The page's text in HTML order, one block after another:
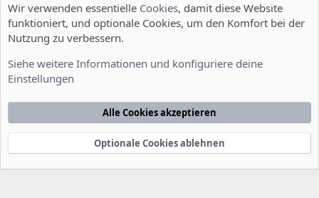
Nutzungsbedingungen Datenschutzerklärung
Startseite
e
Community platform by XenForo® © 2010-2022 XenForo Ltd.
xenDach©2010-2014
Wir verwenden essentielle Cookies, damit diese Website
funktioniert, und optionale Cookies, um den Komfort bei der
Nutzung zu verbessern.
Siehe weitere Informationen und konfiguriere deine
Einstellungen
Alle Cookies akzeptieren
Optionale Cookies ablehnen